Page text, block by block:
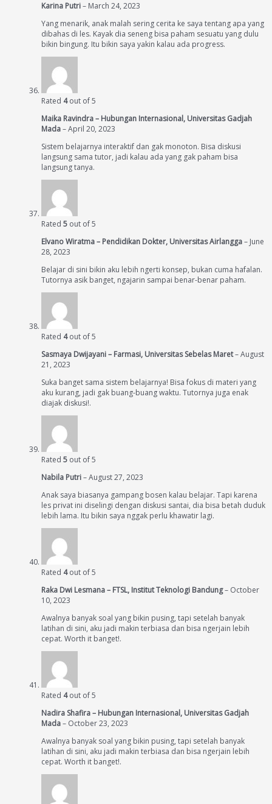
Karina Putri– March 24, 2023
Yang menarik, anak malah sering cerita ke saya tentang apa yang
dibahas di les. Kayak dia seneng bisa paham sesuatu yang dulu
bikin bingung. Itu bikin saya yakin kalau ada progress.
Rated 4out of 5
Maika Ravindra – Hubungan Internasional, Universitas Gadjah
Mada–April 20, 2023
Sistem belajarnya interaktif dan gak monoton. Bisa diskusi
langsung sama tutor, jadi kalau ada yang gak paham bisa
langsung tanya.
Rated 5 out of 5
Elvano Wiratma – Pendidikan Dokter, Universitas Airlangga– June
28, 2023
Belajar di sini bikin aku lebih ngerti konsep, bukan cuma hafalan.
Tutornya asik banget, ngajarin sampai benar-benar paham.
Rated 4out of 5
Sasmaya Dwijayani – Farmasi, Universitas Sebelas Maret–August
21, 2023
Suka banget sama sistem belajarnya! Bisa fokus di materi yang
aku kurang, jadi gak buang-buang waktu. Tutornya juga enak
diajak diskusi!.
Rated 5 out of 5
Nabila Putri–August 27, 2023
Anak saya biasanya gampang bosen kalau belajar. Tapi karena
les privat ini diselingi dengan diskusi santai, dia bisa betah duduk
lebih lama. Itu bikin saya nggak perlu khawatir lagi.
Rated 4out of 5
Raka Dwi Lesmana – FTSL, Institut Teknologi Bandung– October
10, 2023
Awalnya banyak soal yang bikin pusing, tapi setelah banyak
latihan di sini, aku jadi makin terbiasa dan bisa ngerjain lebih
cepat. Worth it banget!.
Rated 4out of 5
Nadira Shafira – Hubungan Internasional, Universitas Gadjah
Mada– October 23, 2023
Awalnya banyak soal yang bikin pusing, tapi setelah banyak
latihan di sini, aku jadi makin terbiasa dan bisa ngerjain lebih
cepat. Worth it banget!.